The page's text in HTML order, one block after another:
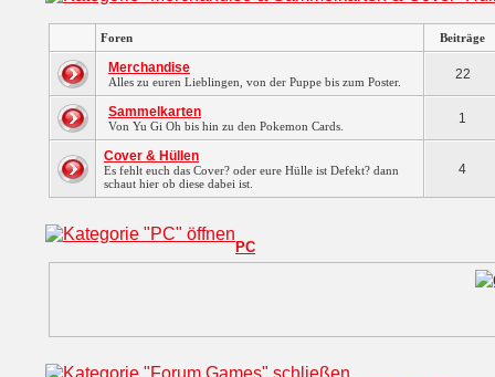
Foren Beiträge
Merchandise
Alles zu euren Lieblingen, von der Puppe bis zum Poster. 22
Sammelkarten
Von Yu Gi Oh bis hin zu den Pokemon Cards. 1
Cover & Hüllen
Es fehlt euch das Cover? oder eure Hülle ist Defekt? dann
schaut hier ob diese dabei ist.
4
PC